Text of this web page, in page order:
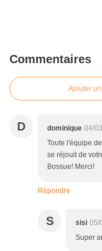
Commentaires
Ajouter
D dominique 04/
Toute l'équipe
se réjouit de
Bossue! Merci!
Répondre
S sisi 05/
Super